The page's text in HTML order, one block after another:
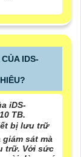
IDS-
iDS-
TB.
bị lưu trữ
sát mà
trữ. Với sức